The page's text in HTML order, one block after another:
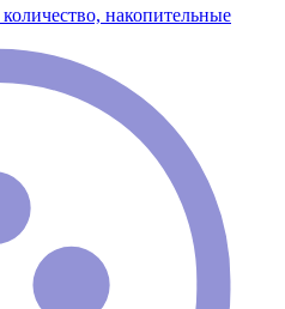
накопительные